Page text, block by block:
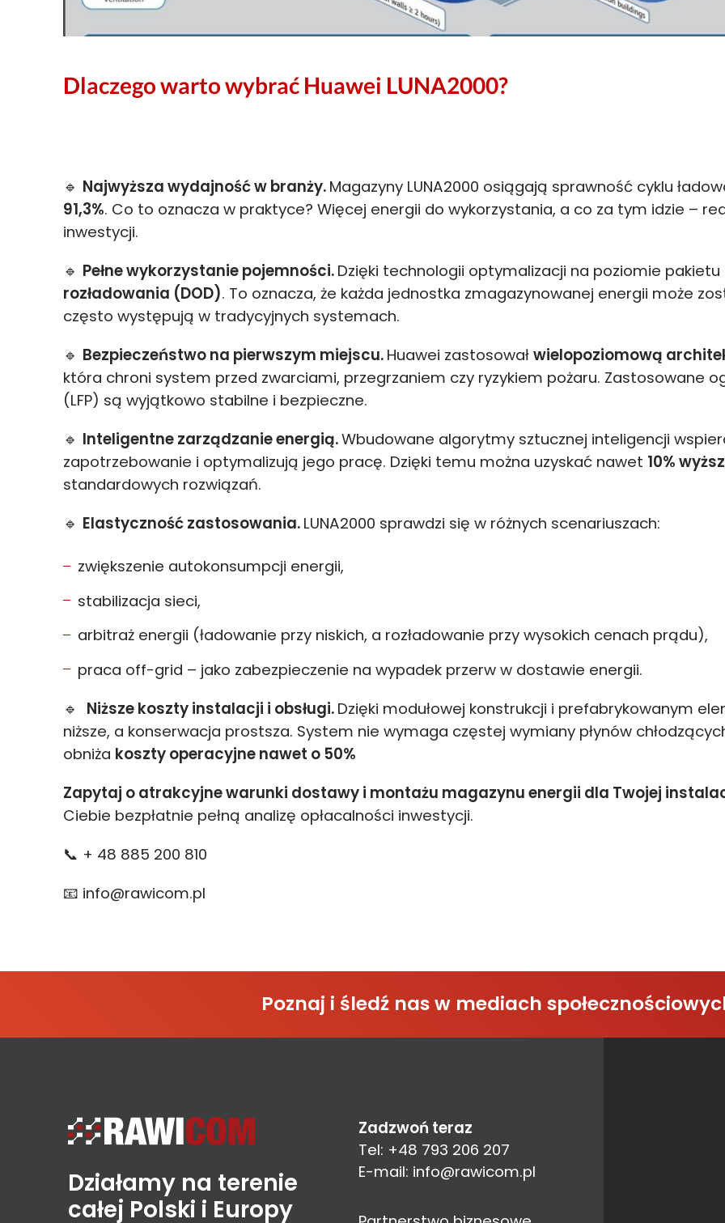
Dlaczego warto wybrać Huawei LUNA2000?
🔹 Najwyższa wydajność w branży. Magazyny LUNA2000 osiągają sprawność cyklu
91,3%. Co to oznacza w praktyce? Więcej energii do wykorzystania, a co za tym idzie –
inwestycji.
🔹 Pełne wykorzystanie pojemności. Dzięki technologii optymalizacji na poziomie
rozładowania (DOD). To oznacza, że każda jednostka zmagazynowanej energii może
często występują w tradycyjnych systemach.
🔹 Bezpieczeństwo na pierwszym miejscu. Huawei zastosował wielopoziomową
która chroni system przed zwarciami, przegrzaniem czy ryzykiem pożaru. Zastosowane
(LFP) są wyjątkowo stabilne i bezpieczne.
🔹 Inteligentne zarządzanie energią.Wbudowane algorytmy sztucznej inteligencji
zapotrzebowanie i optymalizują jego pracę. Dzięki temu można uzyskać nawet 10%
standardowych rozwiązań.
🔹 Elastyczność zastosowania. LUNA2000 sprawdzi się w różnych scenariuszach:
zwiększenie autokonsumpcji energii,
stabilizacja sieci,
arbitraż energii (ładowanie przy niskich, a rozładowanie przy wysokich cenach prądu),
praca off-grid – jako zabezpieczenie na wypadek przerw w dostawie energii.
🔹 Niższe koszty instalacji i obsługi. Dzięki modułowej konstrukcji i prefabrykowanym
niższe, a konserwacja prostsza. System nie wymaga częstej wymiany płynów
obniża koszty operacyjne nawet o 50%
Zapytaj o atrakcyjne warunki dostawy i montażu magazynu energii dla Twojej
Ciebie bezpłatnie pełną analizę opłacalności inwestycji.
📞 + 48 885 200 810
📧 info@rawicom.pl
Poznaj i śledź nas w mediach
Działamy na terenie
całej Polski i Europy
Zadzwoń teraz
Tel: +48 793 206 207
E-mail: info@rawicom.pl